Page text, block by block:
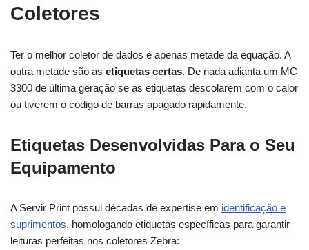
Coletores
Ter o melhor coletor de dados é apenas metade da equação. A
outra metade são as etiquetas certas. De nada adianta um MC
3300 de última geração se as etiquetas descolarem com o calor
ou tiverem o código de barras apagado rapidamente.
Etiquetas Desenvolvidas Para o Seu
Equipamento
A Servir Print possui décadas de expertise em identificação e
suprimentos, homologando etiquetas específicas para garantir
leituras perfeitas nos coletores Zebra: